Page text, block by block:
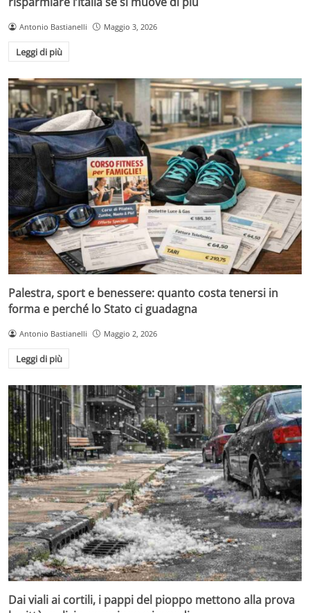
Antonio Bastianelli Maggio 3, 2026
Leggi di più
Palestra, sport e benessere: quanto costa tenersi in
forma e perché lo Stato ci guadagna
Antonio Bastianelli Maggio 2, 2026
Leggi di più
Dai viali ai cortili, i pappi del pioppo mettono alla prova